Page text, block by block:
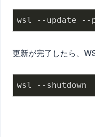
更新が完了したら、